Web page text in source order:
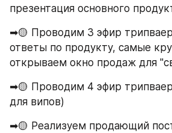
презентация основного
➡🟡 Проводим 3 эфир
ответы по продукту, самые
открываем окно продаж для
➡🟡 Проводим 4 эфир
для випов)
➡🟡 Реализуем продающий